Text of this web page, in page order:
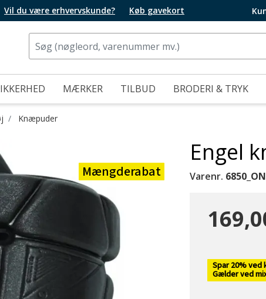
Vil du være erhvervskunde? Køb gavekort
MÆRKER TILBUD BRODERI & TRYK
Knæpuder
Mængderabat
Engel
Varenr.
Spar 20% ved
Gælder ved